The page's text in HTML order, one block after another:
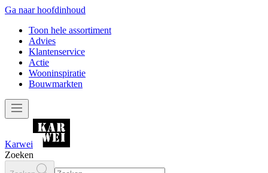
Ga naar hoofdinhoud
Toon hele assortiment
Advies
Klantenservice
Actie
Wooninspiratie
Bouwmarkten
Karwei
Zoeken